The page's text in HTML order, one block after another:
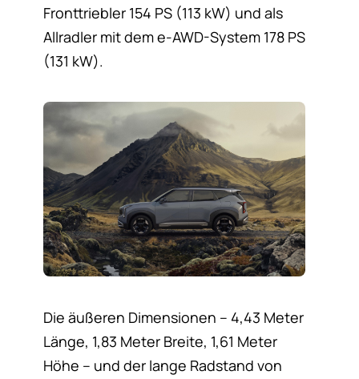
Fronttriebler 154 PS (113 kW) und als
Allradler mit dem e-AWD-System 178 PS
(131 kW).
Die äußeren Dimensionen – 4,43 Meter
Länge, 1,83 Meter Breite, 1,61 Meter
Höhe – und der lange Radstand von